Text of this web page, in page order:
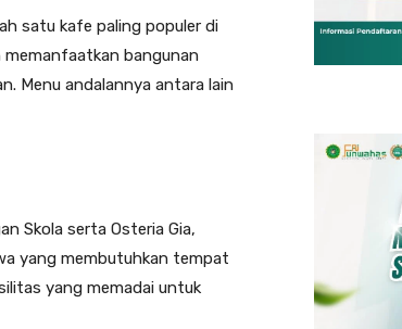
satu kafe paling populer di
memanfaatkan bangunan
Menu andalannya antara lain
Skola serta Osteria Gia,
yang membutuhkan tempat
yang memadai untuk